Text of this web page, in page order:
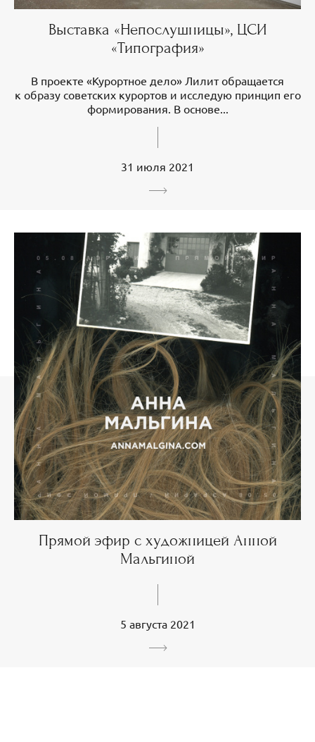
Выставка «Непослушницы», ЦСИ
«Типография»
В проекте «Курортное дело» Лилит обращается
к образу советских курортов и исследую принцип его
формирования. В основе...
31 июля 2021
Прямой эфир с художницей Анной
Мальгиной
5 августа 2021